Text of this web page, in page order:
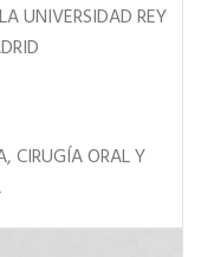
UNIVERSIDAD REY
CIRUGÍA ORAL Y